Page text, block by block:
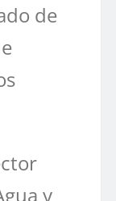
de
y